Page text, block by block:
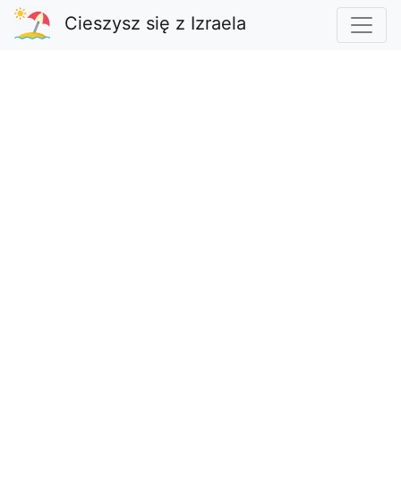
Cieszysz się z Izraela